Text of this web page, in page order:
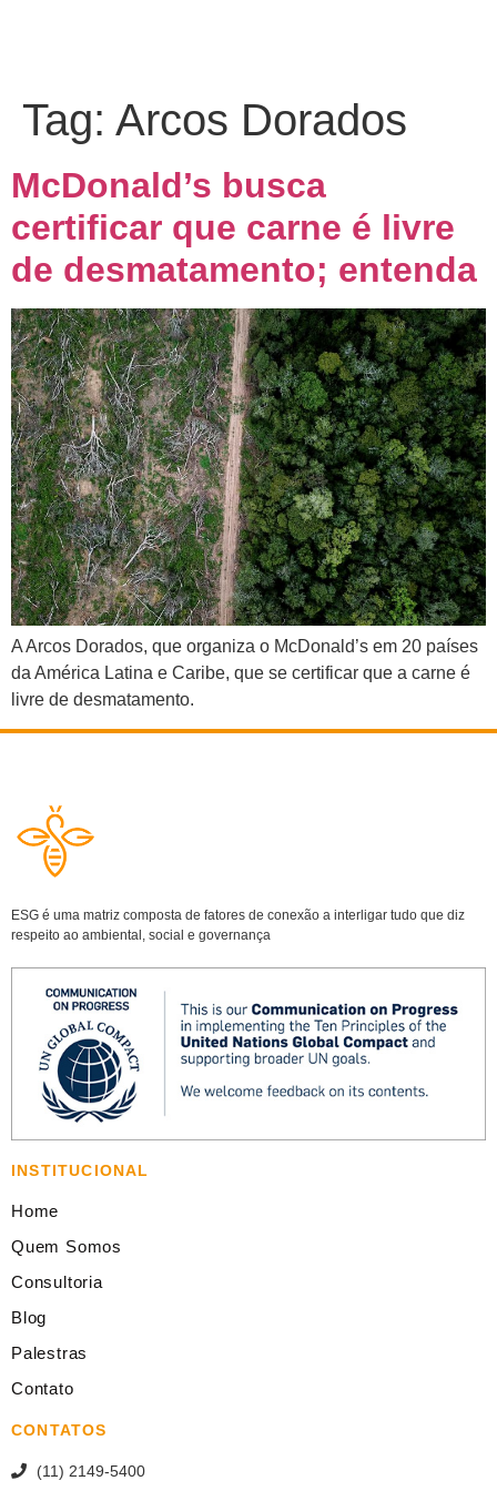
Tag: Arcos Dorados
McDonald’s busca
certificar que carne é livre
de desmatamento; entenda
A Arcos Dorados, que organiza o McDonald’s em 20 países
da América Latina e Caribe, que se certificar que a carne é
livre de desmatamento.
ESG é uma matriz composta de fatores de conexão a interligar tudo que diz
respeito ao ambiental, social e governança
INSTITUCIONAL
Home
Quem Somos
Consultoria
Blog
Palestras
Contato
CONTATOS
(11) 2149-5400